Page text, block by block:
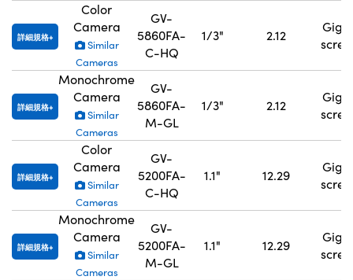
詳細規格
Color
Camera
Similar
Cameras
GV-
5860FA-
C-HQ
1/3" 2.12
GigE
詳細規格
Monochrome
Camera
Similar
Cameras
GV-
5860FA-
M-GL
1/3" 2.12
GigE
詳細規格
Color
Camera
Similar
Cameras
GV-
5200FA-
C-HQ
1.1" 12.29
GigE
詳細規格
Monochrome
Camera
Similar
Cameras
GV-
5200FA-
M-GL
1.1" 12.29
GigE